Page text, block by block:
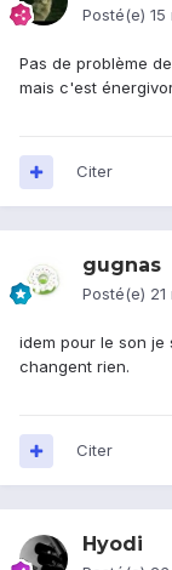
Posté(e) 15
Pas de problème
mais c'est
Citer
gugnas
Posté(e) 21
idem pour le son je
changent rien.
Citer
Hyodi